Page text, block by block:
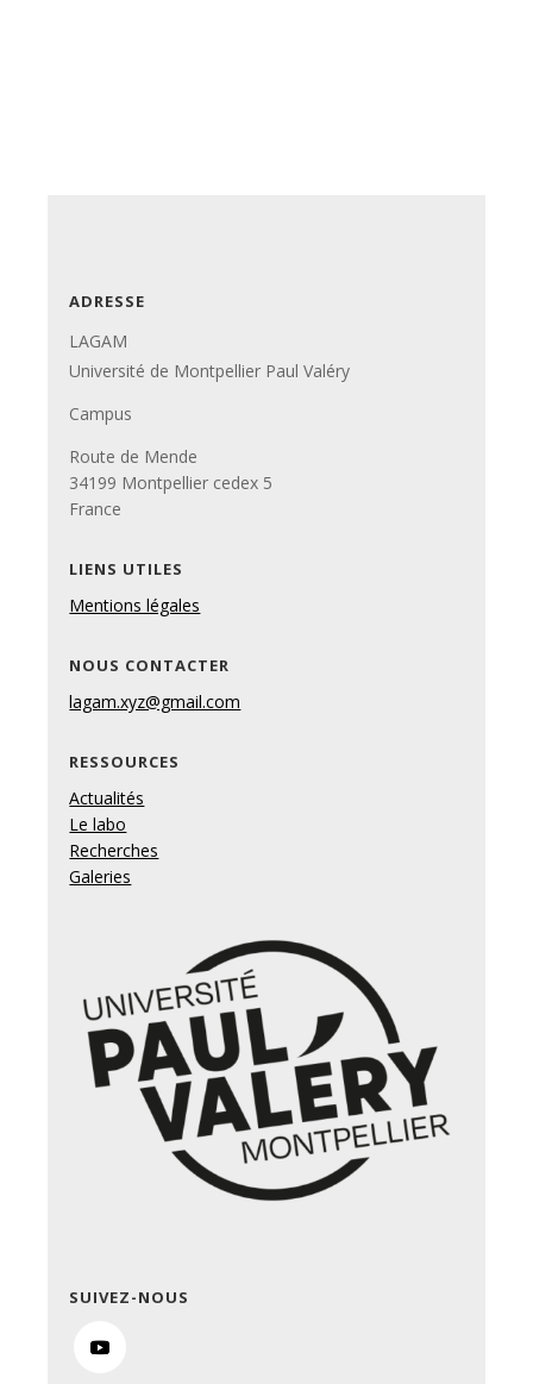
ADRESSE
LAGAM
Université de Montpellier Paul Valéry
Campus
Route de Mende
34199 Montpellier cedex 5
France
LIENS UTILES
Mentions légales
NOUS CONTACTER
lagam.xyz@gmail.com
RESSOURCES
Actualités
Le labo
Recherches
Galeries
SUIVEZ-NOUS